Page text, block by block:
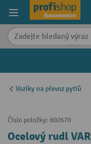
content
Vozíky na převoz pytlů
Číslo položky: 602670
Ocelový rudl